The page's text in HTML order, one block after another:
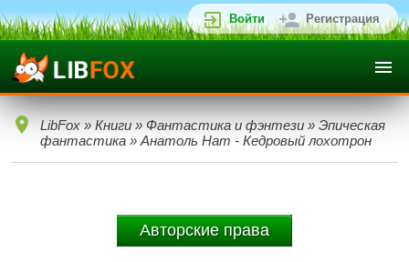
Войти Регистрация
LibFox » Книги » Фантастика и фэнтези » Эпическая
фантастика » Анатоль Нат - Кедровый лохотрон
Авторские права